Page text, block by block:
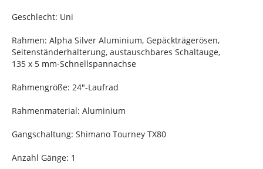
Geschlecht: Uni
Rahmen: Alpha Silver Aluminium, Gepäckträgerösen,
Seitenständerhalterung, austauschbares Schaltauge,
135 x 5 mm-Schnellspannachse
Rahmengröße: 24"-Laufrad
Rahmenmaterial: Aluminium
Gangschaltung: Shimano Tourney TX80
Anzahl Gänge: 1